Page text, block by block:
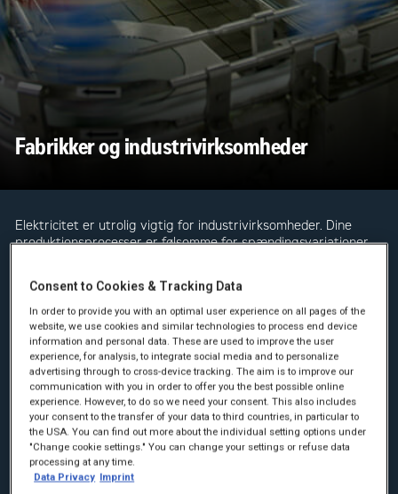
Fabrikker og industrivirksomheder
Elektricitet er utrolig vigtig for industrivirksomheder. Dine
produktionsprocesser er følsomme for spændingsvariationer
at holde din virksomhed i gang. Men hvilken strømforsyning
passer bedst til dine behov? Find ud af, hvordan Caterpillars
pålidelige motorer kan hjælpe dig og din virksomhed.
EN ENERGIKILDE DU KAN SÆTTE DIN LID TIL
Som industrivirksomhed har du brug for strøm til at holde dine
produktionsprocesser i gang, dag og nat. Men udover
pålidelighed er der et andet særskilt mål: at holde dine elpriser
nede. Caterpillars nødgeneratorsæt har lave ejerskabs- og
driftsomkostninger. De giver dig mulighed for at reducere din
elregning og maksimere dit overskud. Med Caterpillar-motorer
Consent to Cookies & Tracking Data
In order to provide you with an optimal user experience on all pages of the
website, we use cookies and similar technologies to process end device
information and personal data. These are used to improve the user
experience, for analysis, to integrate social media and to personalize
advertising through to cross-device tracking. The aim is to improve our
communication with you in order to offer you the best possible online
experience. However, to do so we need your consent. This also includes
your consent to the transfer of your data to third countries, in particular to
the USA. You can find out more about the individual setting options under
"Change cookie settings." You can change your settings or refuse data
processing at any time.
Data Privacy Imprint